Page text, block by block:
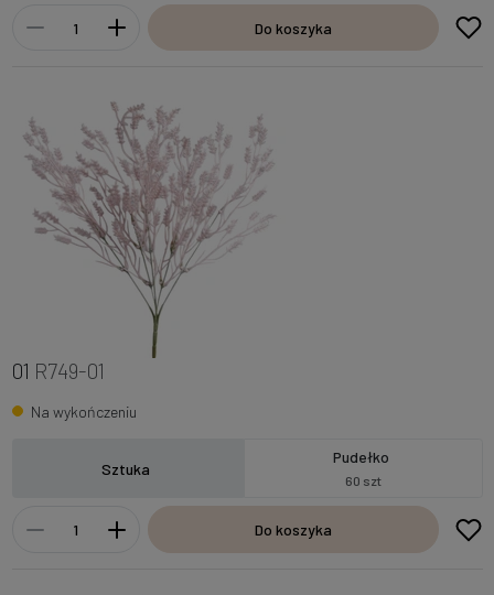
Do koszyka
01 R749-01
Na wykończeniu
Sztuka
Pudełko
60 szt
Do koszyka